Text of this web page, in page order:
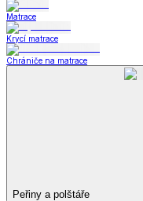
Matrace
Krycí matrace
Chrániče na matrace
Peřiny a polštáře